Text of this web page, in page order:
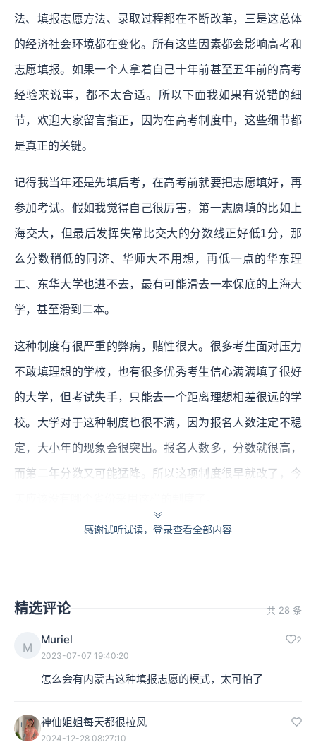
法、填报志愿方法、录取过程都在不断改革，三是这总体
的经济社会环境都在变化。所有这些因素都会影响高考和
志愿填报。如果一个人拿着自己十年前甚至五年前的高考
经验来说事，都不太合适。所以下面我如果有说错的细
节，欢迎大家留言指正，因为在高考制度中，这些细节都
是真正的关键。
记得我当年还是先填后考，在高考前就要把志愿填好，再
参加考试。假如我觉得自己很厉害，第一志愿填的比如上
海交大，但最后发挥失常比交大的分数线正好低1分，那
么分数稍低的同济、华师大不用想，再低一点的华东理
工、东华大学也进不去，最有可能滑去一本保底的上海大
学，甚至滑到二本。
这种制度有很严重的弊病，赌性很大。很多考生面对压力
不敢填理想的学校，也有很多优秀考生信心满满填了很好
的大学，但考试失手，只能去一个距离理想相差很远的学
校。大学对于这种制度也很不满，因为报名人数注定不稳
定，大小年的现象会很突出。报名人数多，分数就很高，
而第二年分数又可能猛降。所以这项制度很早就改了，今
又比如顺序志愿和平行志愿的问题。在过去，绝大多数省
愿填的是交大，没有把华东师大、华东理工等列在第一志
愿，华东师大、华东理工这些大学就不会录取我，他们优
先录取把他们填在第一志愿的考生，尽管他们的最终分数
没有我高。
本集编辑：夏夏、LinQ
感谢试听试读，登录查看全部内容
精选评论 共 28 条
M
Muriel 2
2023-07-07 19:40:20
怎么会有内蒙古这种填报志愿的模式，太可怕了
神仙姐姐每天都很拉风
2024-12-28 08:27:10